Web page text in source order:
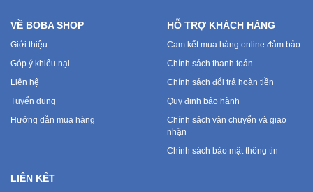
Máy
bay
Chơi
Trẻ
Đồng
VỀ BOBA SHOP
Giới thiệu
Góp ý khiếu nại
Liên hệ
Tuyển dụng
Hướng dẫn mua hàng
HỖ TRỢ KHÁCH HÀNG
Cam kết mua hàng online đảm bảo
Chính sách thanh toán
Chính sách đổi trả hoàn tiền
Quy định bảo hành
Chính sách vận chuyển và giao
nhận
Chính sách bảo mật thông tin
LIÊN KẾT